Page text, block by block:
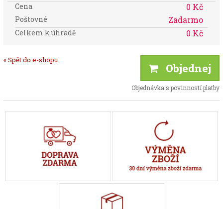
Cena 0 Kč
Poštovné Zadarmo
Celkem k úhradě 0 Kč
« Spět do e-shopu
Objednej
Objednávka s povinností platby